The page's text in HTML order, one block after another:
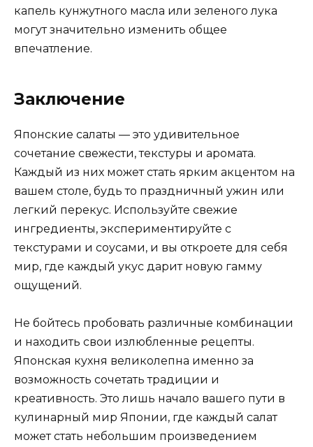
капель кунжутного масла или зеленого лука
могут значительно изменить общее
впечатление.
Заключение
Японские салаты — это удивительное
сочетание свежести, текстуры и аромата.
Каждый из них может стать ярким акцентом на
вашем столе, будь то праздничный ужин или
легкий перекус. Используйте свежие
ингредиенты, экспериментируйте с
текстурами и соусами, и вы откроете для себя
мир, где каждый укус дарит новую гамму
ощущений.
Не бойтесь пробовать различные комбинации
и находить свои излюбленные рецепты.
Японская кухня великолепна именно за
возможность сочетать традиции и
креативность. Это лишь начало вашего пути в
кулинарный мир Японии, где каждый салат
может стать небольшим произведением